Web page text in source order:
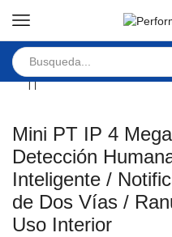
Mini PT IP 4
Detección
Inteligente /
de Dos Vías /
Uso Interior